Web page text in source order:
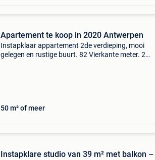
Apartement te koop in 2020 Antwerpen
Instapklaar appartement 2de verdieping, mooi
gelegen en rustige buurt. 82 Vierkante meter. 2
50 m² of meer
Instapklare studio van 39 m² met balkon –